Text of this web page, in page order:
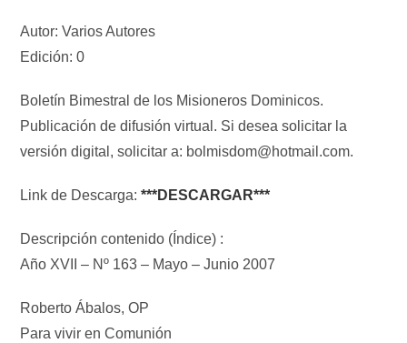
Autor: Varios Autores
Edición: 0
Boletín Bimestral de los Misioneros Dominicos.
Publicación de difusión virtual. Si desea solicitar la
versión digital, solicitar a: bolmisdom@hotmail.com.
Link de Descarga:***DESCARGAR***
Descripción contenido (Índice) :
Año XVII – Nº 163 – Mayo – Junio 2007
Roberto Ábalos, OP
Para vivir en Comunión